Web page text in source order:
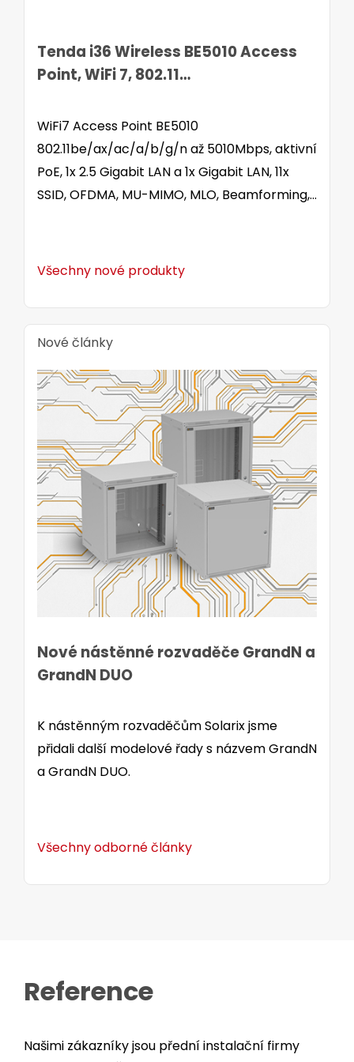
Tenda i36 Wireless BE5010 Access
Point, WiFi 7, 802.11
WiFi7 Access Point BE5010
802.11be/ax/ac/a/b/g/n až 5010Mbps, aktivní
PoE, 1x 2.5 Gigabit LAN a 1x Gigabit LAN, 11x
SSID, OFDMA, MU-MIMO, MLO, Beamforming,
stěnu i strop.
Všechny nové produkty
Nové články
Nové nástěnné rozvaděče GrandN a
GrandN DUO
K nástěnným rozvaděčům Solarix jsme
přidali další modelové řady s názvem GrandN
a GrandN DUO.
Všechny odborné články
Reference
Našimi zákazníky jsou přední instalační firmy